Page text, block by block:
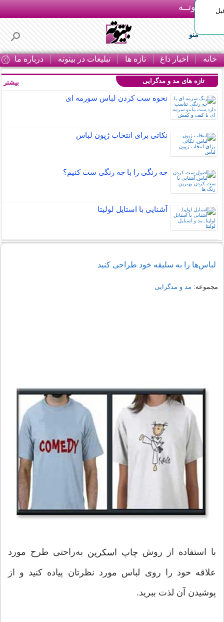
بـیتوتــه
منو
خانه اخبار داغ تازه ها تبلیغات در بیتوته درباره ما
تازه های مد و مدگرایی
نحوه ست کردن لباس سورمه ای
نکاتی برای انتخاب ژپون لباس
چه رنگی را با چه رنگی ست کنیم؟
آشنایی با استایل لولیتا
بیشتر
لباس‌ها را به سلیقه خود طراحی كنید
مجموعه: مد و مدگرایی
با استفاده از روش چاپ اسكرین به‌راحتی طرح مورد
علاقه خود را روی لباس مورد نظرتان پیاده كنید و از
پوشیدن آن لذت ببرید.